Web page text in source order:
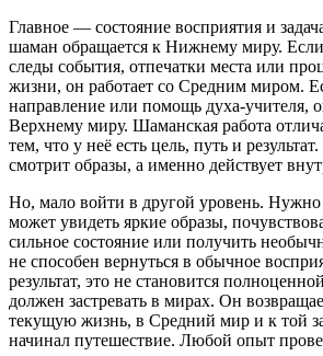
Главное — состояние восприятия и
шаман обращается к Нижнему миру.
следы события, отпечатки места или
жизни, он работает со Средним миром.
направление или помощь духа-учителя,
Верхнему миру. Шаманская работа
тем, что у неё есть цель, путь и
смотрит образы, а именно действует
Но, мало войти в другой уровень. Нужно
может увидеть яркие образы,
сильное состояние или получить
не способен вернуться в обычное
результат, это не становится
должен застревать в мирах. Он
текущую жизнь, в Средний мир и к той
начинал путешествие. Любой опыт